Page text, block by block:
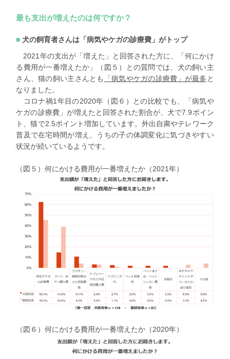
最も支出が増えたのは何ですか？
犬の飼育者さんは「病気やケガの診療費」がトップ
2021年の支出が「増えた」と回答された方に、「何にかけ
る費用が一番増えたか」（図５）との質問では、犬の飼い主
さん、猫の飼い主さんとも
「病気やケガの診療費」が最多 と
なりました。
コロナ禍1年目の2020年（図６）との比較でも、「病気や
ケガの診療費」が増えたと回答された割合が、犬で7.9ポイン
ト、猫で2.5ポイント増加しています。外出自粛やテレワーク
普及で在宅時間が増え、うちの子の体調変化に気づきやすい
状況が続いているようです。
（図５）何にかける費用が一番増えたか（2021年）
（図６）何にかける費用が一番増えたか（2020年）